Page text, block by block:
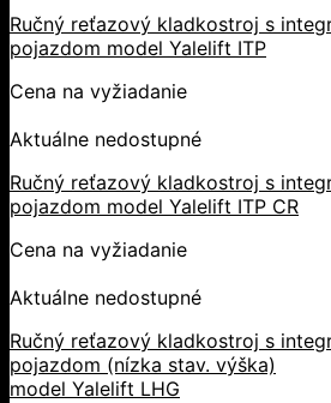
Ručný reťazový kladkostroj s
pojazdom model Yalelift ITP
Cena na vyžiadanie
Aktuálne nedostupné
Ručný reťazový kladkostroj s
pojazdom model Yalelift ITP CR
Cena na vyžiadanie
Aktuálne nedostupné
Ručný reťazový kladkostroj s
pojazdom (nízka stav. výška)
model Yalelift LHG